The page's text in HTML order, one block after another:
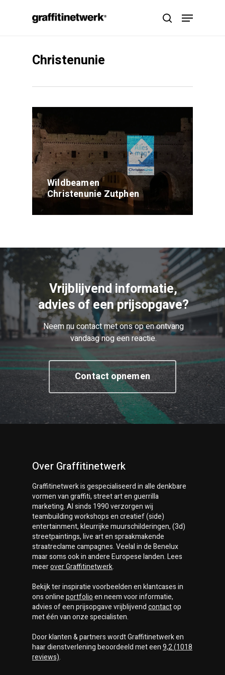
search
Menu
Christenunie
Wildbeamen
Christenunie Zutphen
Vrijblijvend informatie,
advies of een prijsopgave?
Neem nu contact met ons op en ontvang
vandaag nog een reactie.
Contact opnemen
Over Graffitinetwerk
Graffitinetwerkis gespecialiseerd in alle denkbare
vormen van graffiti, street art en guerrilla
marketing. Al sinds 1990 verzorgen wij
teambuilding workshops en creatief (side)
entertainment, kleurrijke muurschilderingen, (3d)
streetpaintings, live art en spraakmakende
straatreclame campagnes. Veelal in de Benelux
maar soms ook in andere Europese landen. Lees
meeroverGraffitinetwerk.
Bekijk ter inspiratie voorbeelden en klantcases in
ons onlineportfolioen neem voor informatie,
advies of een prijsopgave vrijblijvendcontactop
met één van onze specialisten.
Door klanten & partners wordtGraffitinetwerken
haar dienstverlening beoordeeld met een9,2(1018
reviews).